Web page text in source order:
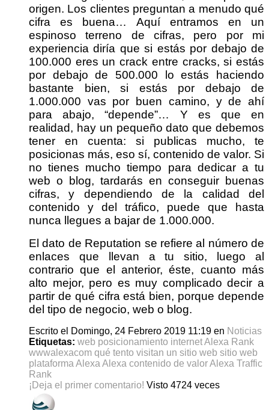
origen. Los clientes preguntan a menudo qué
cifra es buena… Aquí entramos en un
espinoso terreno de cifras, pero por mi
experiencia diría que si estás por debajo de
100.000 eres un crack entre cracks, si estás
por debajo de 500.000 lo estás haciendo
bastante bien, si estás por debajo de
1.000.000 vas por buen camino, y de ahí
para abajo, “depende”… Y es que en
realidad, hay un pequeño dato que debemos
tener en cuenta: si publicas mucho, te
posicionas más, eso sí, contenido de valor. Si
no tienes mucho tiempo para dedicar a tu
web o blog, tardarás en conseguir buenas
cifras, y dependiendo de la calidad del
contenido y del tráfico, puede que hasta
nunca llegues a bajar de 1.000.000.
El dato de Reputation se refiere al número de
enlaces que llevan a tu sitio, luego al
contrario que el anterior, éste, cuanto más
alto mejor, pero es muy complicado decir a
partir de qué cifra está bien, porque depende
del tipo de negocio, web o blog.
Escrito el Domingo, 24 Febrero 2019 11:19 en Noticias
Etiquetas: web posicionamiento internetAlexa Rank
wwwalexacom qué tento visitan un sitio web sitio web
plataforma Alexa Alexa contenido de valorAlexa Traffic
Rank
¡Deja el primer comentario! Visto 4724 veces